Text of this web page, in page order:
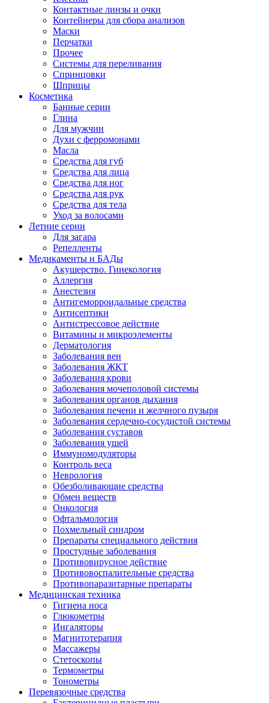
Контактные линзы и очки
Контейнеры для сбора анализов
Маски
Перчатки
Прочее
Системы для переливания
Спринцовки
Шприцы
Косметика
Банные серии
Глина
Для мужчин
Духи с ферромонами
Масла
Средства для губ
Средства для лица
Средства для ног
Средства для рук
Средства для тела
Уход за волосами
Летние серии
Для загара
Репелленты
Медикаменты и БАДы
Акушерство. Гинекология
Аллергия
Анестезия
Антигеморроидальные средства
Антисептики
Антистрессовое действие
Витамины и микроэлементы
Дерматология
Заболевания вен
Заболевания ЖКТ
Заболевания крови
Заболевания мочеполовой системы
Заболевания органов дыхания
Заболевания печени и желчного пузыря
Заболевания сердечно-сосудистой системы
Заболевания суставов
Заболевания ушей
Иммуномодуляторы
Контроль веса
Неврология
Обезболивающие средства
Обмен веществ
Онкология
Офтальмология
Похмельный синдром
Препараты специального действия
Простудные заболевания
Противовирусное действие
Противовоспалительные средства
Противопаразитарные препараты
Медицинская техника
Гигиена носа
Глюкометры
Ингаляторы
Магнитотерапия
Массажеры
Стетоскопы
Термометры
Тонометры
Перевязочные средства